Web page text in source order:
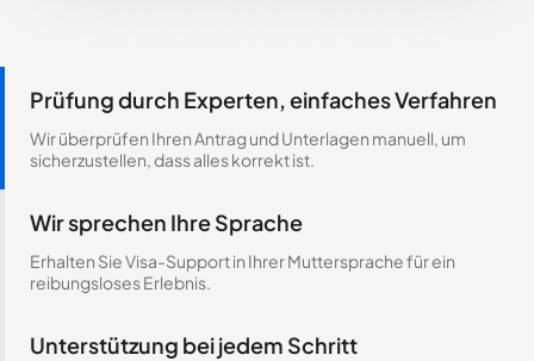
Prüfung durch Experten, einfaches Verfahren
Wir überprüfen Ihren Antrag und Unterlagen manuell, um
sicherzustellen, dass alles korrekt ist.
Wir sprechen Ihre Sprache
Erhalten Sie Visa-Support in Ihrer Muttersprache für ein
reibungsloses Erlebnis.
Unterstützung bei jedem Schritt